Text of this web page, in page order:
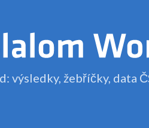
výsledky, žebříčky, data